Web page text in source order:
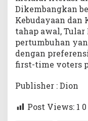
Dikembangkan
Kebudayaan dan
tahap awal,
pertumbuhan
dengan
first-time voters
Publisher : Dion
Post Views: 1 0